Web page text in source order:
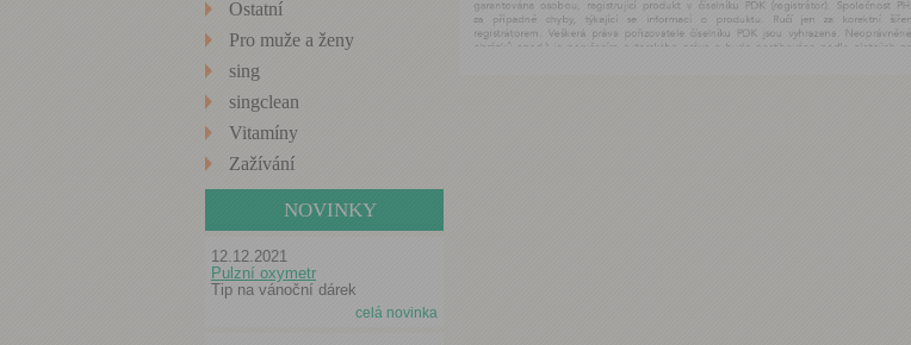
Ostatní
Pro muže a ženy
sing
singclean
Vitamíny
Zažívání
NOVINKY
12.12.2021
Pulzní oxymetr
Tip na vánoční dárek
celá novinka